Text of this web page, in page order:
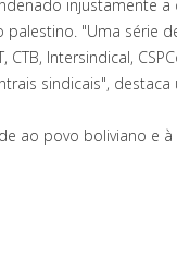
injustamente
"Uma série
Intersindical,
sindicais",
ao povo boliviano e